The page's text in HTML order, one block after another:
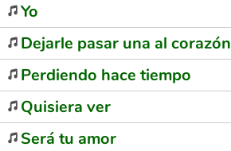
Yo
Dejarle pasar una al corazón
Perdiendo hace tiempo
Quisiera ver
Será tu amor